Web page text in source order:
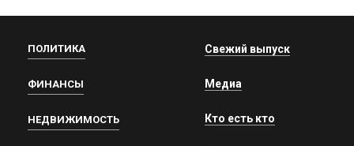
ПОЛИТИКА
ФИНАНСЫ
НЕДВИЖИМОСТЬ
Свежий выпуск
Медиа
Кто есть кто